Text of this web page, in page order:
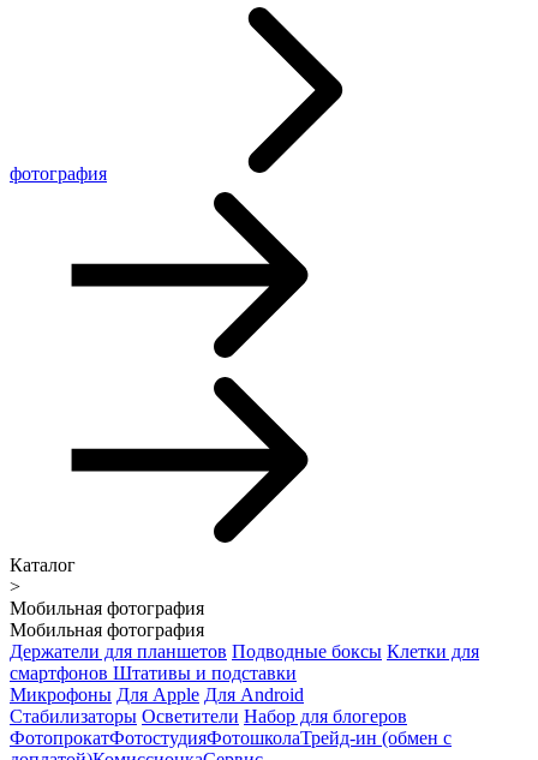
фотография
Каталог
>
Мобильная фотография
Мобильная фотография
Держатели для планшетов Подводные боксы Клетки для
смартфонов Штативы и подставки
Микрофоны Для Apple Для Android
Стабилизаторы Осветители Набор для блогеров
ФотопрокатФотостудияФотошколаТрейд-ин (обмен с